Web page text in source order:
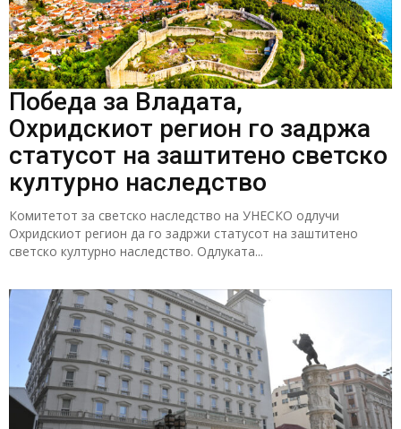
Победа за Владата,
Охридскиот регион го задржа
статусот на заштитено светско
културно наследство
Комитетот за светско наследство на УНЕСКО одлучи
Охридскиот регион да го задржи статусот на заштитено
светско културно наследство. Одлуката...